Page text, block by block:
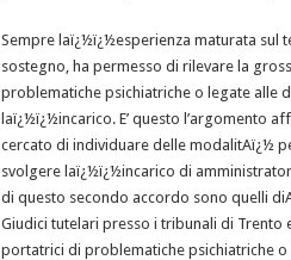
Sempre laï¿½ï¿½esperienza maturata sul
sostegno, ha permesso di rilevare la
problematiche psichiatriche o legate alle
laï¿½ï¿½incarico. E’ questo l’argomento
cercato di individuare delle modalitAï¿½
svolgere laï¿½ï¿½incarico di
di questo secondo accordo sono quelli
Giudici tutelari presso i tribunali di
portatrici di problematiche psichiatriche